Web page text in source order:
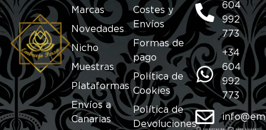
Marcas
Novedades
Nicho
Muestras
Plataformas
Envíos a
Canarias
Costes y
Envíos
Formas de
pago
Política de
Cookies
Política de
Devoluciones
604
992
773
+34
604
992
773